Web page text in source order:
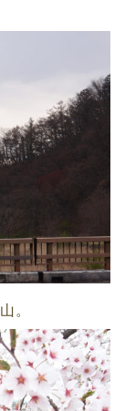
。